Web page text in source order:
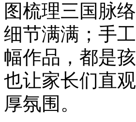
图梳理三国脉
细节满满；手
幅作品，都是
也让家长们直
厚氛围。